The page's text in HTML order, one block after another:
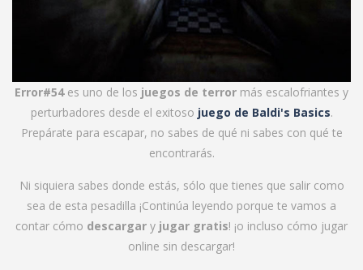
Error#54 es uno de los juegos de terror más escalofriantes y
perturbadores desde el exitoso juego de Baldi's Basics.
Prepárate para escapar, no sabes de qué ni sabes con qué te
encontrarás.
Ni siquiera sabes donde estás, sólo que tienes que salir como
sea de esta pesadilla ¡Continúa leyendo porque te vamos a
contar cómo descargar y jugar gratis! ¡o incluso cómo jugar
online sin descargar!